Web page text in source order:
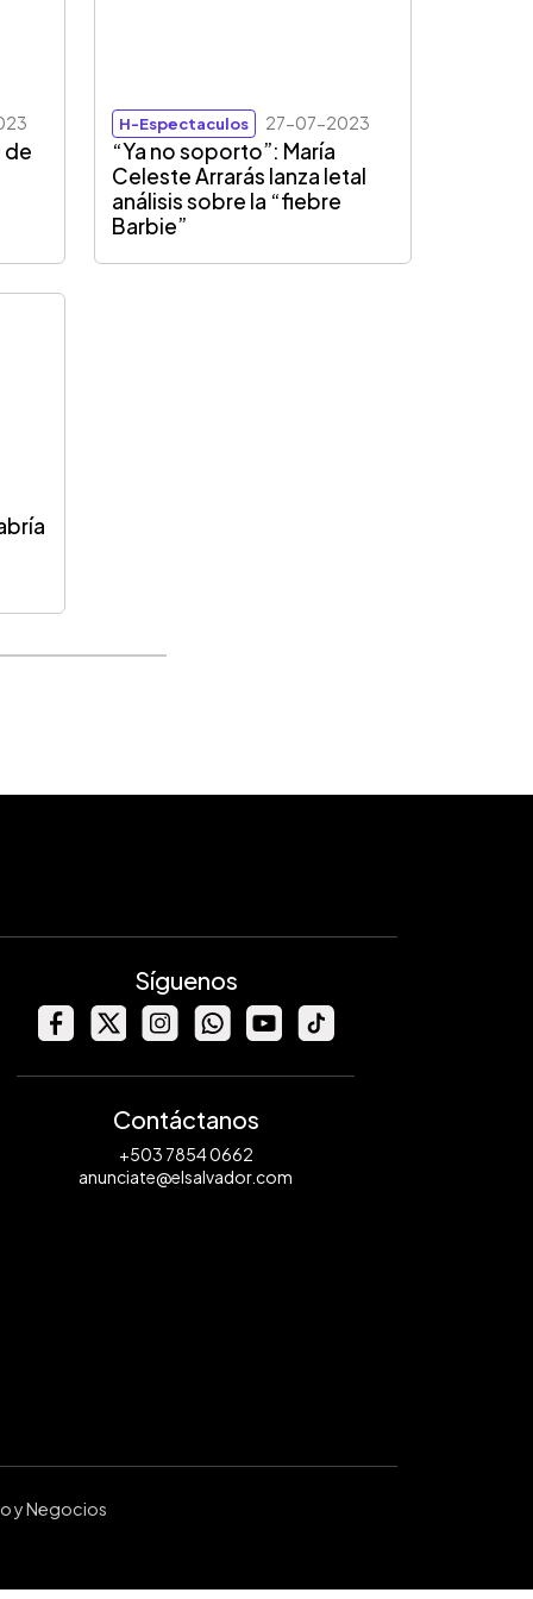
de
H-Espectaculos 27-07-2023
“Ya no soporto”: María
Celeste Arrarás lanza letal
análisis sobre la “fiebre
Barbie”
Síguenos
Contáctanos
+503 7854 0662
anunciate@elsalvador.com
y Negocios